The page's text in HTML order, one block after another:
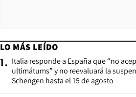
LO MÁS LEÍDO
1. Italia responde a España que “no
ultimátums” y no reevaluará la
Schengen hasta el 15 de agosto